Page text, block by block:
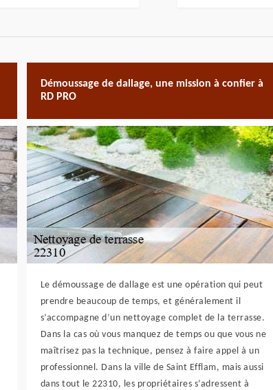
Démoussage de dallage, une mission à confier à
RD PRO
Le démoussage de dallage est une opération qui peut
prendre beaucoup de temps, et généralement il
s’accompagne d’un nettoyage complet de la terrasse.
Dans la cas où vous manquez de temps ou que vous ne
maîtrisez pas la technique, pensez à faire appel à un
professionnel. Dans la ville de Saint Efflam, mais aussi
dans tout le 22310, les propriétaires s’adressent à